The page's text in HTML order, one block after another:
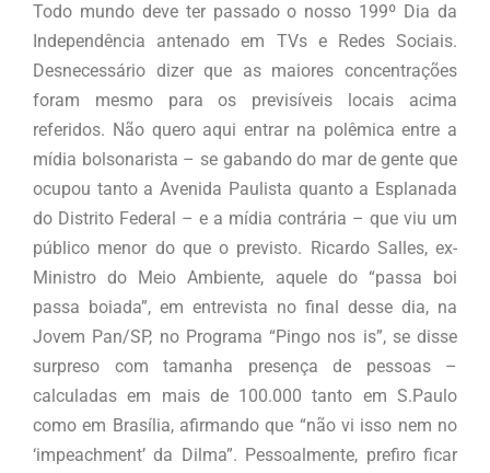
Todo mundo deve ter passado o nosso 199º Dia da
Independência antenado em TVs e Redes Sociais.
Desnecessário dizer que as maiores concentrações
foram mesmo para os previsíveis locais acima
referidos. Não quero aqui entrar na polêmica entre a
mídia bolsonarista – se gabando do mar de gente que
ocupou tanto a Avenida Paulista quanto a Esplanada
do Distrito Federal – e a mídia contrária – que viu um
público menor do que o previsto. Ricardo Salles, ex-
Ministro do Meio Ambiente, aquele do “passa boi
passa boiada”, em entrevista no final desse dia, na
Jovem Pan/SP, no Programa “Pingo nos is”, se disse
surpreso com tamanha presença de pessoas –
calculadas em mais de 100.000 tanto em S.Paulo
como em Brasília, afirmando que “não vi isso nem no
‘impeachment’ da Dilma”. Pessoalmente, prefiro ficar